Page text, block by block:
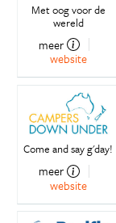
Met oog voor de
wereld
meer
website
Come and say g'day!
meer
website